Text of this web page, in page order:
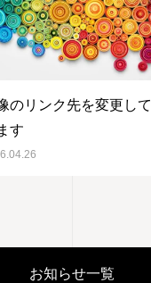
のリンク先を変更して
す
お知らせ一覧